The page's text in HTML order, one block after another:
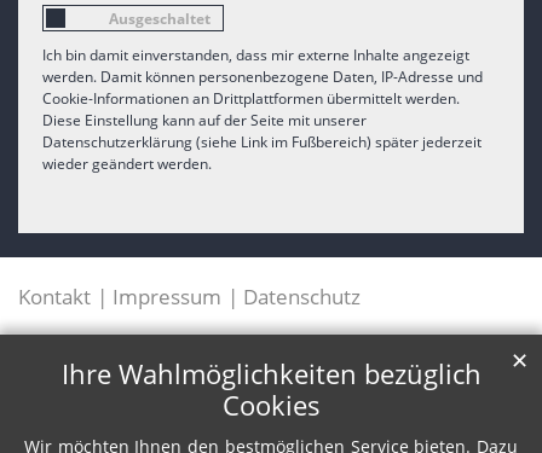
Ich bin damit einverstanden, dass mir externe Inhalte angezeigt
werden. Damit können personenbezogene Daten, IP-Adresse und
Cookie-Informationen an Drittplattformen übermittelt werden.
Diese Einstellung kann auf der Seite mit unserer
Datenschutzerklärung (siehe Link im Fußbereich) später jederzeit
wieder geändert werden.
Kontakt Impressum Datenschutz
Ihre Wahlmöglichkeiten bezüglich
Cookies
Wir möchten Ihnen den bestmöglichen Service bieten. Dazu
✕